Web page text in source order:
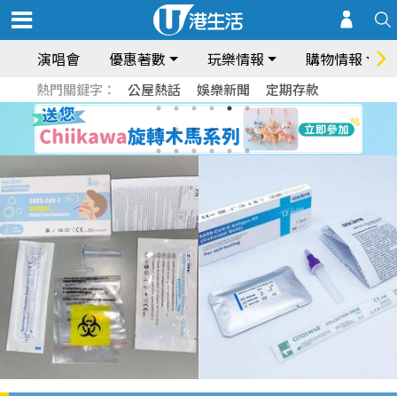
演唱會 優惠著數 玩樂情報 購物情報
熱門關鍵字： 公屋熱話 娛樂新聞 定期存款